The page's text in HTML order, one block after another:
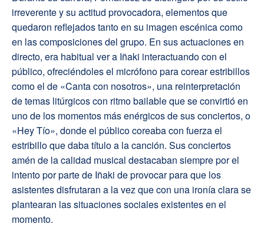
irreverente y su actitud provocadora, elementos que
quedaron reflejados tanto en su imagen escénica como
en las composiciones del grupo. En sus actuaciones en
directo, era habitual ver a Iñaki interactuando con el
público, ofreciéndoles el micrófono para corear estribillos
como el de «Canta con nosotros», una reinterpretación
de temas litúrgicos con ritmo bailable que se convirtió en
uno de los momentos más enérgicos de sus conciertos, o
«Hey Tío», donde el público coreaba con fuerza el
estribillo que daba título a la canción. Sus conciertos
amén de la calidad musical destacaban siempre por el
intento por parte de Iñaki de provocar para que los
asistentes disfrutaran a la vez que con una ironía clara se
plantearan las situaciones sociales existentes en el
momento.